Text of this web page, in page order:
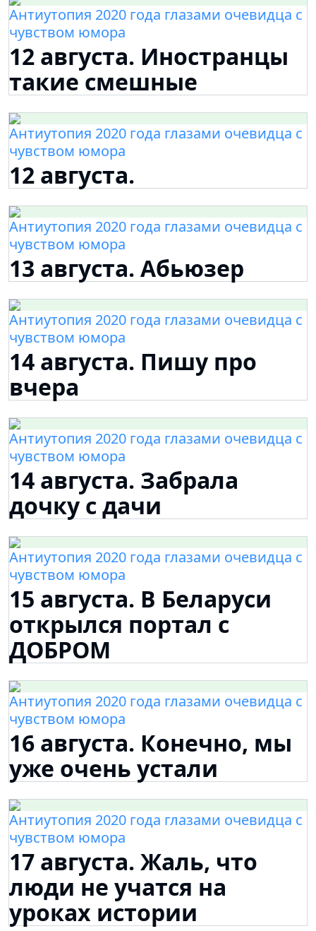
Антиутопия 2020 года глазами очевидца с
чувством юмора
12 августа. Иностранцы
такие смешные
Антиутопия 2020 года глазами очевидца с
чувством юмора
12 августа.
Антиутопия 2020 года глазами очевидца с
чувством юмора
13 августа. Абьюзер
Антиутопия 2020 года глазами очевидца с
чувством юмора
14 августа. Пишу про
вчера
Антиутопия 2020 года глазами очевидца с
чувством юмора
14 августа. Забрала
дочку с дачи
Антиутопия 2020 года глазами очевидца с
чувством юмора
15 августа. В Беларуси
открылся портал с
ДОБРОМ
Антиутопия 2020 года глазами очевидца с
чувством юмора
16 августа. Конечно, мы
уже очень устали
Антиутопия 2020 года глазами очевидца с
чувством юмора
17 августа. Жаль, что
люди не учатся на
уроках истории